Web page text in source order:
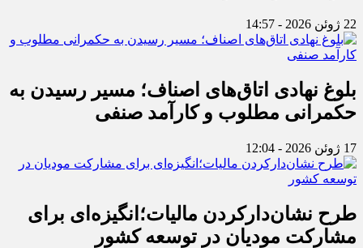
22 ژوئن 2026 - 14:57
بلوغ نهادی اتاق‌های اصناف؛ مسیر رسیدن به
حکمرانی مطلوب و کارآمد صنفی
17 ژوئن 2026 - 12:04
طرح نشان‌دارکردن مالیات؛انگیزه‌ای برای
مشارکت مودیان در توسعه کشور